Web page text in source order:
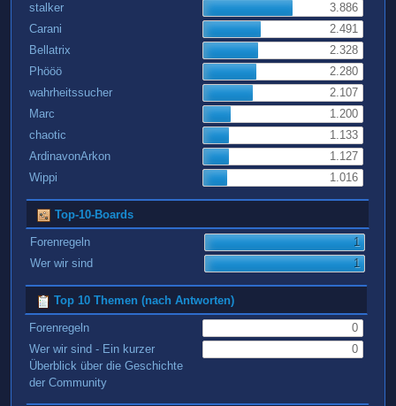
stalker
3.886
Carani
2.491
Bellatrix
2.328
Phööö
2.280
wahrheitssucher
2.107
Marc
1.200
chaotic
1.133
ArdinavonArkon
1.127
Wippi
1.016
Top-10-Boards
Forenregeln
1
Wer wir sind
1
Top 10 Themen (nach Antworten)
Forenregeln
0
Wer wir sind - Ein kurzer
Überblick über die Geschichte
der Community
0